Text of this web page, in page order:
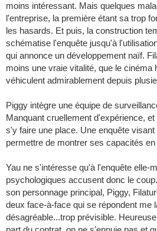
moins intéressant. Mais quelques
l'entreprise, la première étant sa trop
les hasards. Et puis, la construction
schématise l'enquête jusqu'à
qui annonce un développement naïf.
moins une vraie vitalité, que le cinéma
véhiculent admirablement depuis
Piggy intègre une équipe de
Manquant cruellement d'expérience,
s'y faire une place. Une enquête
permettre de montrer ses capacités
Yau ne s'intéresse qu'à l'enquête elle-
psychologiques accusent donc le
son personnage principal, Piggy,
deux face-à-face qui se répondent me
désagréable...trop prévisible.